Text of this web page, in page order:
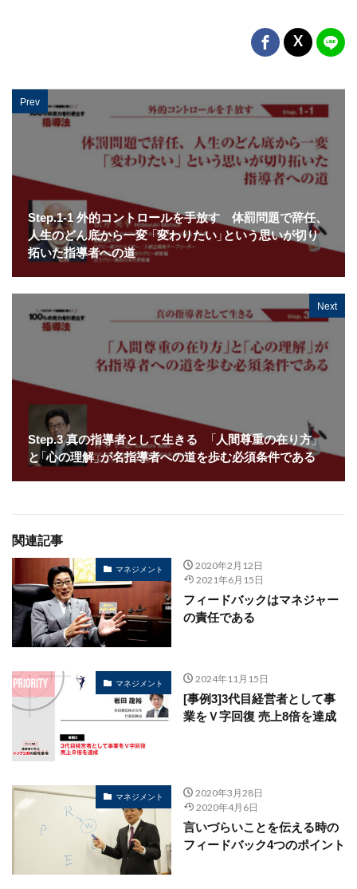
Prev
Step.1-1 外的コントロールを手放す 体罰問題で辞任、
人生のどん底から一変 「変わりたい」という思いが切り
拓いた指導者への道
Next
Step.3 真の指導者として生きる 「人間尊重の在り方」
と「心の理解」が名指導者への道を歩む必須条件である
関連記事
マネジメント
2020年2月12日
2021年6月15日
フィードバックはマネジャー
の責任である
マネジメント 2024年11月15日
[事例3]3代目経営者として事
業をＶ字回復 売上8倍を達成
マネジメント
2020年3月28日
2020年4月6日
言いづらいことを伝える時の
フィードバック4つのポイント